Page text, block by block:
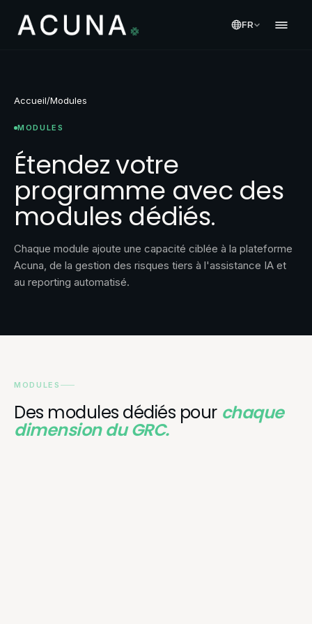
FR
Accueil/Modules
MODULES
Étendez votre
programme avec des
modules dédiés.
Chaque module ajoute une capacité ciblée à la plateforme
Acuna, de la gestion des risques tiers à l'assistance IA et
au reporting automatisé.
MODULES
Des modules dédiés pour chaque
dimension du GRC.